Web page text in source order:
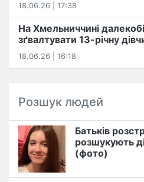
18.06.26 | 17:38
На Хмельниччині
зґвалтувати 13-річну
18.06.26 | 16:18
Розшук людей
Батьків
розшукують
(фото)